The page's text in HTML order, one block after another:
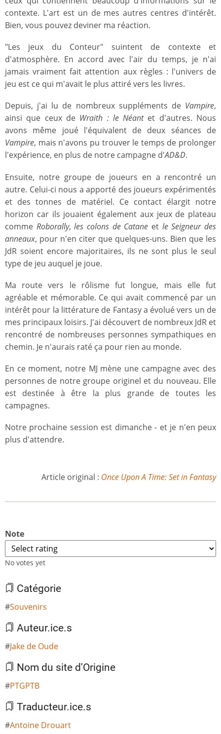
contexte. L'art est un de mes autres centres d'intérêt.
Bien, vous pouvez deviner ma réaction.
"Les jeux du Conteur" suintent de contexte et
d'atmosphère. En accord avec l'air du temps, je n'ai
jamais vraiment fait attention aux règles : l'univers de
jeu est ce qui m'avait le plus attiré vers les livres.
Depuis, j'ai lu de nombreux suppléments de Vampire,
ainsi que ceux de Wraith : le Néantet d'autres. Nous
avons même joué l'équivalent de deux séances de
Vampire, mais n'avons pu trouver le temps de prolonger
l'expérience, en plus de notre campagne d'AD&D.
Ensuite, notre groupe de joueurs en a rencontré un
autre. Celui-ci nous a apporté des joueurs expérimentés
et des tonnes de matériel. Ce contact élargit notre
horizon car ils jouaient également aux jeux de plateau
comme Roborally,les colons de Catane et le Seigneur des
anneaux, pour n'en citer que quelques-uns. Bien que les
JdR soient encore majoritaires, ils ne sont plus le seul
type de jeu auquel je joue.
Ma route vers le rôlisme fut longue, mais elle fut
agréable et mémorable. Ce qui avait commencé par un
intérêt pour la littérature de Fantasya évolué vers un de
mes principaux loisirs. J'ai découvert de nombreux JdR et
rencontré de nombreuses personnes sympathiques en
chemin. Je n'aurais raté ça pour rien au monde.
En ce moment, notre MJ mène une campagne avec des
personnes de notre groupe originel et du nouveau. Elle
est destinée à être la plus grande de toutes les
campagnes.
Notre prochaine session est dimanche - et je n'en peux
plus d'attendre.
Article original : Once Upon A Time: Set in Fantasy
Note
No votes yet
Catégorie
Souvenirs
Auteur.ice.s
Jake de Oude
Nom du site d'Origine
PTGPTB
Traducteur.ice.s
Antoine Drouart